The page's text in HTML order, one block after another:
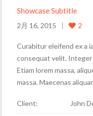
Showcase Subtitle
2月 16, 2015 2
Curabitur eleifend ex a
consequat velit.
Etiam lorem massa,
massa. Maecenas
Client: John